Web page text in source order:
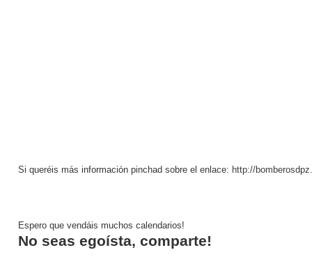
Si queréis más información pinchad sobre el enlace: http://
Espero que vendáis muchos calendarios!
No seas egoísta, comparte!